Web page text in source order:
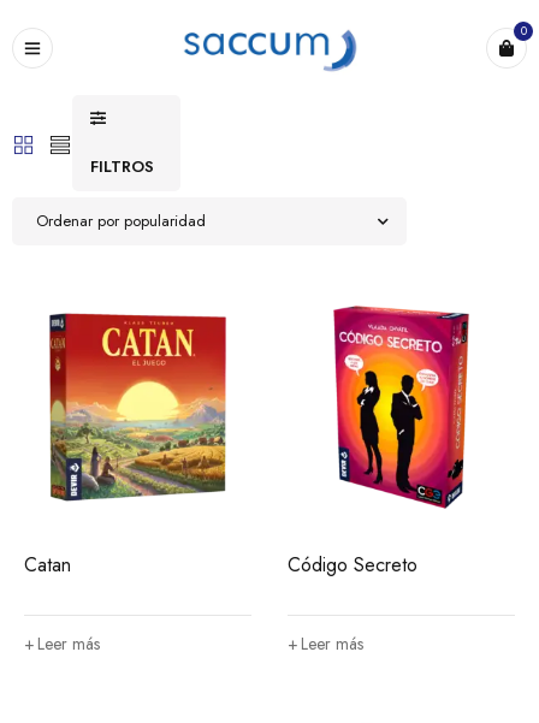
0
FILTROS
Ordenar por popularidad
Catan
Leer más
Código Secreto
Leer más